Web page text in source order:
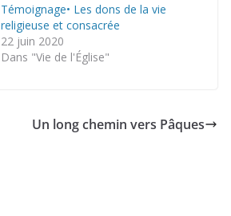
Témoignage• Les dons de la vie
religieuse et consacrée
22 juin 2020
Dans "Vie de l'Église"
Un long chemin vers Pâques